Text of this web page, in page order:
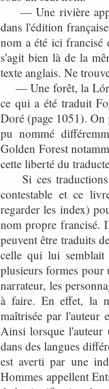
— Une rivière
dans l'édition
nom a été ici francisé
s'agit bien là de la
texte anglais. Ne
— Une forêt, la
ce qui a été traduit
Doré (page 1051). On
pu nommé
Golden Forest
cette liberté du
Si ces traductions
contestable et ce
regarder les index)
nom propre francisé.
peuvent être traduits
celle qui lui
plusieurs formes pour
narrateur, les
à faire. En effet, la
maîtrisée par l'auteur
Ainsi lorsque l'auteur
dans des langues
est averti par une
Hommes appellent